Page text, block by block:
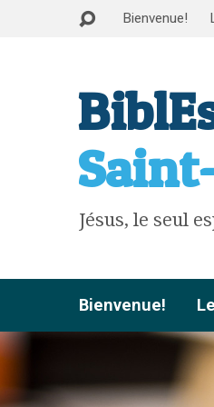
Bienvenue!
Jésus, le seul
Bienvenue!